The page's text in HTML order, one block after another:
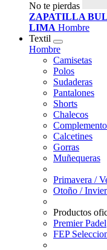
No te pierdas
ZAPATILLA
LIMA Hombre
Textil
Hombre
Camisetas
Polos
Sudaderas
Pantalones
Shorts
Chalecos
Calcetines
Gorras
Muñequeras
Primavera /
Otoño /
Productos
Premier Padel
FEP